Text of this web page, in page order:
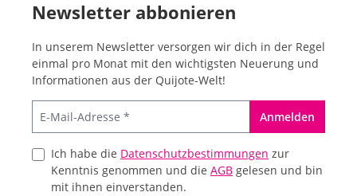
Newsletter abbonieren
In unserem Newsletter versorgen wir dich in der Regel
einmal pro Monat mit den wichtigsten Neuerung und
Informationen aus der Quijote-Welt!
Anmelden
Ich habe die Datenschutzbestimmungen zur
Kenntnis genommen und die AGB gelesen und bin
mit ihnen einverstanden.